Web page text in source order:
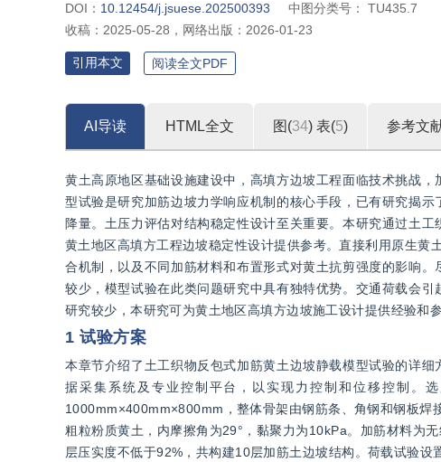
DOI： 10.12454/j.jsuese.202500393 中图分类号：
TU435.7
收稿： 2025-05-28 ， 网络出版： 2026-01-23
引用本文 阅读全文PDF
AI导读 HTML全文 图(34) 表(5) 参考文
黄土高原地区基础设施建设中，高填方边坡工程面临技术挑战
型试验是研究加筋边坡力学响应机制的核心手段，已有研究揭
降量。土压力评估对结构稳定性设计至关重要。本研究通过土
黄土地区高填方工程边坡稳定性设计提供参考。直接利用原生
合机制，以及不同加筋材料和布置形式对黄土抗剪强度的影响
较少，模型试验在此类问题研究中具有独特优势。交通荷载会
研究较少，本研究可为黄土地区高填方边坡施工设计提供经验和参
1 试验方案
本章节介绍了土工织物反包式加筋黄土边坡静载模型试验的详
据采集系统及专业控制平台，以实现力控制和位移控制。
1000mm×400mm×800mm，整体骨架由钢筋条、角钢和钢板焊
粗粒粉质黄土，内摩擦角为29°，黏聚力为10kPa。加筋材料为
层压实度不低于92%，共构建10层加筋土边坡结构。荷载试验